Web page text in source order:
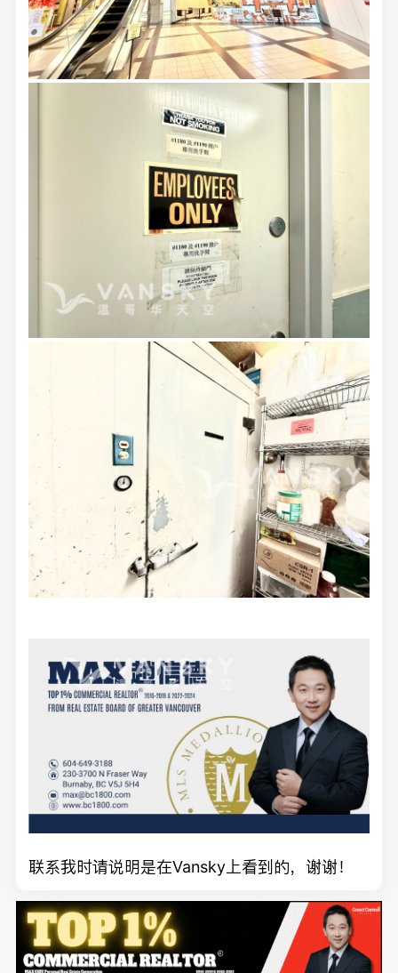
联系我时请说明是在Vansky上看到的，谢谢！